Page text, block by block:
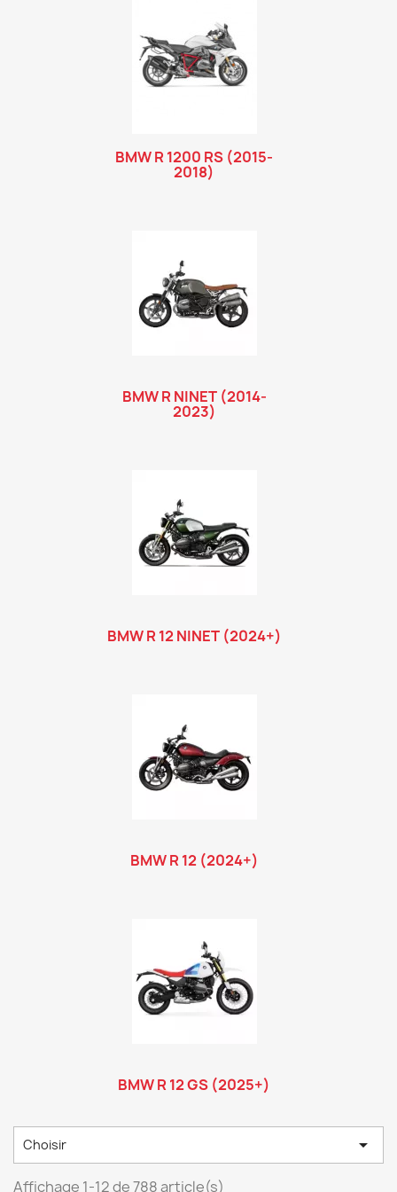
Chaque pièce est sélectionnée pour maximiser l’efficacité et
la fiabilité de votre moto.Pièces pour BMW R 1200 RT La R
1200 RT allie confort et performance pour des trajets sur
route agréables et sécurisés. Nos pièces comprennent des
kits de valises, des selles ergonomiques, et des extensions
polyvalence et l'urbain. Evotech Perf vous offre la possibilité
de la customiser afin d'obtenir une moto unique en son
BMW R 1200 RS (2015-
2018)
BMW R NINET (2014-
2023)
BMW R 12 NINET (2024+)
BMW R 12 (2024+)
BMW R 12 GS (2025+)
Choisir 
Affichage 1-12 de 788 article(s)